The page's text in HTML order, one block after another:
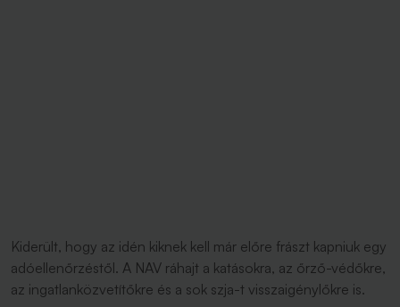
Kiderült, hogy az idén kiknek kell már előre frászt kapniuk egy
adóellenőrzéstől. A NAV ráhajt a katásokra, az őrző-védőkre,
az ingatlanközvetítőkre és a sok szja-t visszaigénylőkre is.